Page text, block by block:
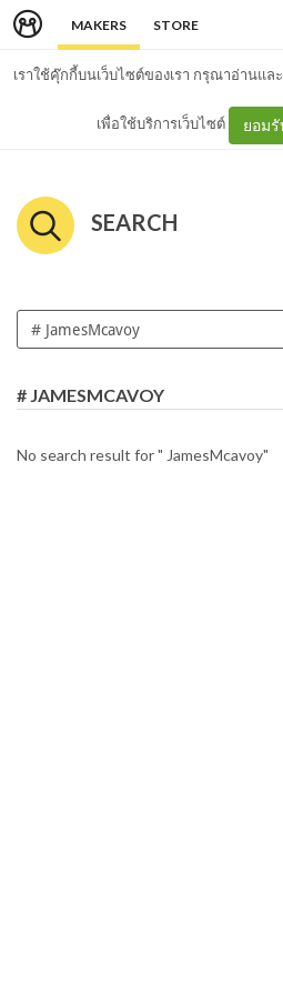
MAKERS STORE
เราใช้คุ๊กกี้บนเว็บไซต์ของเรา กรุณาอ่านแล
เพื่อใช้บริการเว็บไซต์ ยอมรั
SEARCH
# JAMESMCAVOY
No search result for " JamesMcavoy"